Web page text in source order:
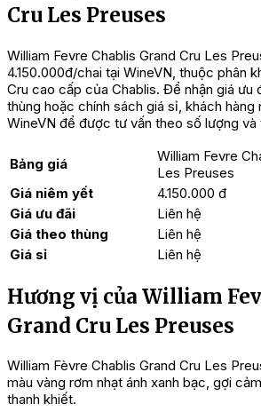
Cru Les Preuses
William Fevre Chablis Grand Cru Les
4.150.000đ/chai tại WineVN, thuộc phân
Cru cao cấp của Chablis. Để nhận giá ưu
thùng hoặc chính sách giá sỉ, khách hàng
WineVN để được tư vấn theo số lượng và
Bảng giá
William Fevre
Les Preuses
Giá niêm yết
4.150.000 đ
Giá ưu đãi
Liên hệ
Giá theo thùng
Liên hệ
Giá sỉ
Liên hệ
Hương vị của William
Grand Cru Les Preuses
William Fèvre Chablis Grand Cru Les
màu vàng rơm nhạt ánh xanh bạc, gợi
thanh khiết.